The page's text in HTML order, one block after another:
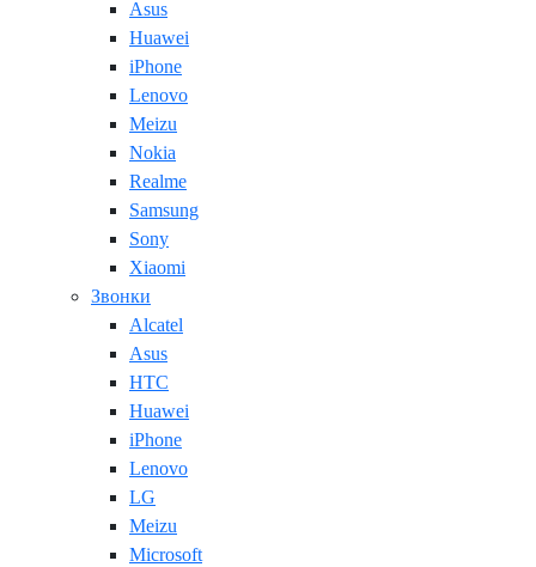
Asus
Huawei
iPhone
Lenovo
Meizu
Nokia
Realme
Samsung
Sony
Xiaomi
Звонки
Alcatel
Asus
HTC
Huawei
iPhone
Lenovo
LG
Meizu
Microsoft